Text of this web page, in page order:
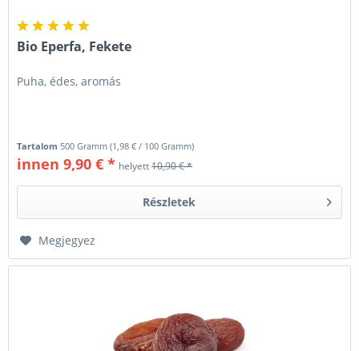
Bio Eperfa, Fekete
Puha, édes, aromás
Tartalom 500 Gramm(1,98 € / 100 Gramm)
innen 9,90 € * helyett10,90 € *
Részletek
Megjegyez